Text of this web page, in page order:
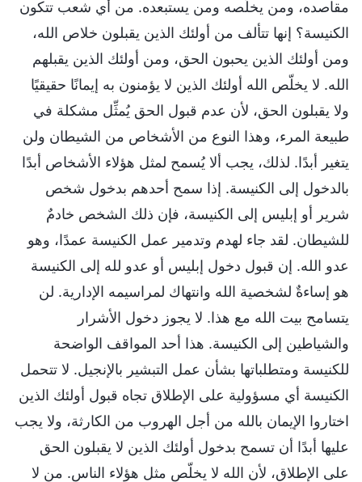
مقاصده، ومن يخلّصه ومن يستبعده. من أي شعب تتكون
الكنيسة؟ إنها تتألف من أولئك الذين يقبلون خلاص الله،
ومن أولئك الذين يحبون الحق، ومن أولئك الذين يقبلهم
الله. لا يخلّص الله أولئك الذين لا يؤمنون به إيمانًا حقيقيًا
ولا يقبلون الحق، لأن عدم قبول الحق يُمثِّل مشكلة في
طبيعة المرء، وهذا النوع من الأشخاص من الشيطان ولن
يتغير أبدًا. لذلك، يجب ألا يُسمح لمثل هؤلاء الأشخاص أبدًا
بالدخول إلى الكنيسة. إذا سمح أحدهم بدخول شخص
شرير أو إبليس إلى الكنيسة، فإن ذلك الشخص خادمٌ
للشيطان. لقد جاء لهدم وتدمير عمل الكنيسة عمدًا، وهو
عدو الله. إن قبول دخول إبليس أو عدو لله إلى الكنيسة
هو إساءةٌ لشخصية الله وانتهاك لمراسيمه الإدارية. لن
يتسامح بيت الله مع هذا. لا يجوز دخول الأشرار
والشياطين إلى الكنيسة. هذا أحد المواقف الواضحة
للكنيسة ومتطلباتها بشأن عمل التبشير بالإنجيل. لا تتحمل
الكنيسة أي مسؤولية على الإطلاق تجاه قبول أولئك الذين
اختاروا الإيمان بالله من أجل الهروب من الكارثة، ولا يجب
عليها أبدًا أن تسمح بدخول أولئك الذين لا يقبلون الحق
على الإطلاق، لأن الله لا يخلّص مثل هؤلاء الناس. من لا